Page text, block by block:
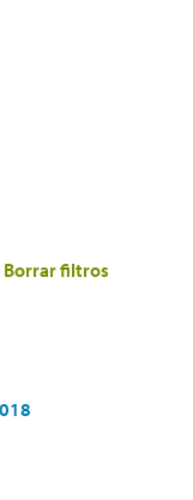
Borrar filtros